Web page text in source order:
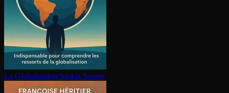
La Glo­ba­li­sa­tion Saskia Sassen